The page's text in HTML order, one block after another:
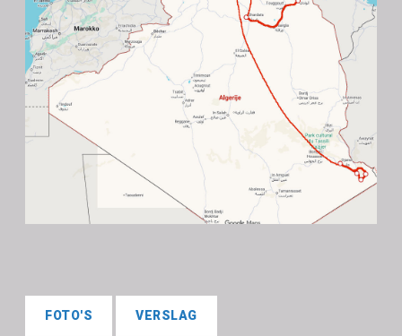
FOTO'S VERSLAG